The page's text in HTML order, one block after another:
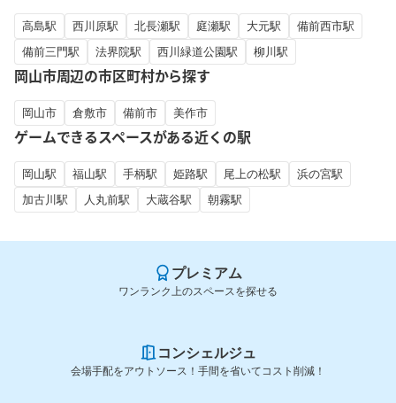
高島駅 西川原駅 北長瀬駅 庭瀬駅 大元駅
備前西市駅
備前三門駅
法界院駅 西川緑道公園駅 柳川駅
岡山市周辺の市区町村から探す
岡山市 倉敷市 備前市 美作市
ゲームできるスペースがある近くの駅
岡山駅 福山駅 手柄駅 姫路駅 尾上の松駅
浜の宮駅
加古川駅
人丸前駅 大蔵谷駅 朝霧駅
プレミアム
ワンランク上のスペースを探せる
コンシェルジュ
会場手配をアウトソース！手間を省いてコスト削減！